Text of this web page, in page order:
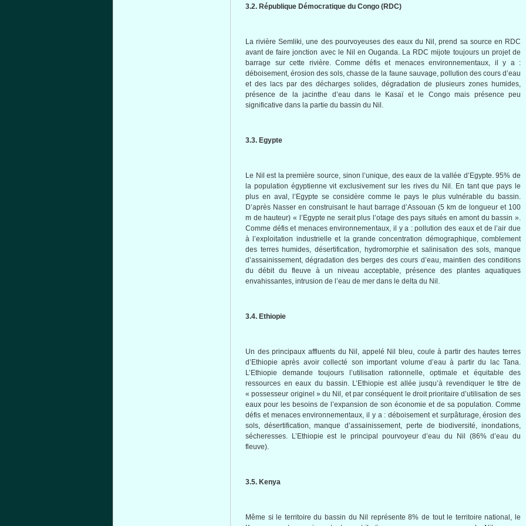
3.2. République Démocratique du Congo (RDC)
La rivière Semliki, une des pourvoyeuses des eaux du Nil, prend sa source en RDC
avant de faire jonction avec le Nil en Ouganda. La RDC mijote toujours un projet de
barrage sur cette rivière. Comme défis et menaces environnementaux, il y a :
déboisement, érosion des sols, chasse de la faune sauvage, pollution des cours d’eau
et des lacs par des décharges solides, dégradation de plusieurs zones humides,
présence de la jacinthe d’eau dans le Kasaï et le Congo mais présence peu
significative dans la partie du bassin du Nil.
3.3. Egypte
Le Nil est la première source, sinon l’unique, des eaux de la vallée d’Egypte. 95% de
la population égyptienne vit exclusivement sur les rives du Nil. En tant que pays le
plus en aval, l’Egypte se considère comme le pays le plus vulnérable du bassin.
D’après Nasser en construisant le haut barrage d’Assouan (5 km de longueur et 100
m de hauteur) « l’Egypte ne serait plus l’otage des pays situés en amont du bassin ».
Comme défis et menaces environnementaux, il y a : pollution des eaux et de l’air due
à l’exploitation industrielle et la grande concentration démographique, comblement
des terres humides, désertification, hydromorphie et salinisation des sols, manque
d’assainissement, dégradation des berges des cours d’eau, maintien des conditions
du débit du fleuve à un niveau acceptable, présence des plantes aquatiques
envahissantes, intrusion de l’eau de mer dans le delta du Nil.
3.4. Ethiopie
Un des principaux affluents du Nil, appelé Nil bleu, coule à partir des hautes terres
d’Ethiopie après avoir collecté son important volume d’eau à partir du lac Tana.
L’Ethiopie demande toujours l’utilisation rationnelle, optimale et équitable des
ressources en eaux du bassin. L’Ethiopie est allée jusqu’à revendiquer le titre de
« possesseur originel » du Nil, et par conséquent le droit prioritaire d’utilisation de ses
eaux pour les besoins de l’expansion de son économie et de sa population. Comme
défis et menaces environnementaux, il y a : déboisement et surpâturage, érosion des
sols, désertification, manque d’assainissement, perte de biodiversité, inondations,
sécheresses. L’Ethiopie est le principal pourvoyeur d’eau du Nil (86% d’eau du
fleuve).
3.5. Kenya
Même si le territoire du bassin du Nil représente 8% de tout le territoire national, le